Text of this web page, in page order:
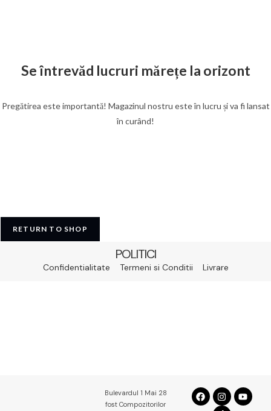
Se întrevăd lucruri mărețe la orizont
Pregătirea este importantă! Magazinul nostru este în lucru și va fi lansat
în curând!
RETURN TO SHOP
POLITICI
Confidentialitate Termeni si Conditii Livrare
Bulevardul 1 Mai 28
fost Compozitorilor